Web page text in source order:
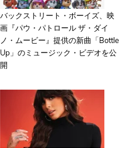
バックストリート・ボーイズ、映
画『パウ・パトロール ザ・ダイ
ノ・ムービー』提供の新曲「Bottle
Up」のミュージック・ビデオを公
開